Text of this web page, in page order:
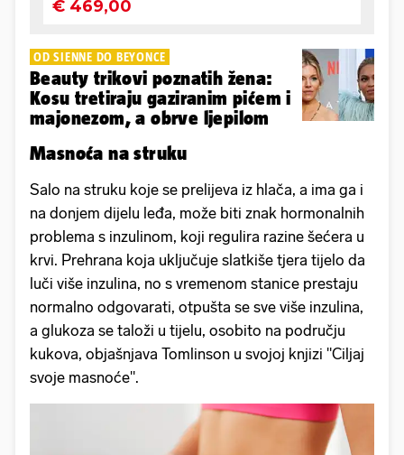
OD SIENNE DO BEYONCE
Beauty trikovi poznatih žena:
Kosu tretiraju gaziranim pićem i
majonezom, a obrve ljepilom
Masnoća na struku
Salo na struku koje se prelijeva iz hlača, a ima ga i
na donjem dijelu leđa, može biti znak hormonalnih
problema s inzulinom, koji regulira razine šećera u
krvi. Prehrana koja uključuje slatkiše tjera tijelo da
luči više inzulina, no s vremenom stanice prestaju
normalno odgovarati, otpušta se sve više inzulina,
a glukoza se taloži u tijelu, osobito na području
kukova, objašnjava Tomlinson u svojoj knjizi "Ciljaj
svoje masnoće".